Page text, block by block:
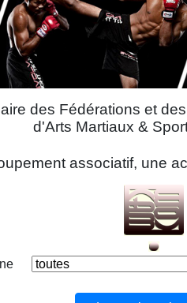
des Fédérations et
d'Arts Martiaux &
associatif, une